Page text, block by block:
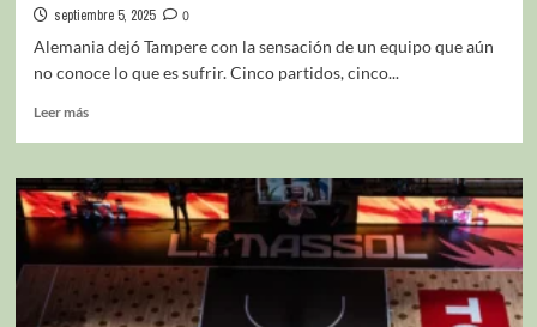
septiembre 5, 2025
0
Alemania dejó Tampere con la sensación de un equipo que aún
no conoce lo que es sufrir. Cinco partidos, cinco...
Leer más